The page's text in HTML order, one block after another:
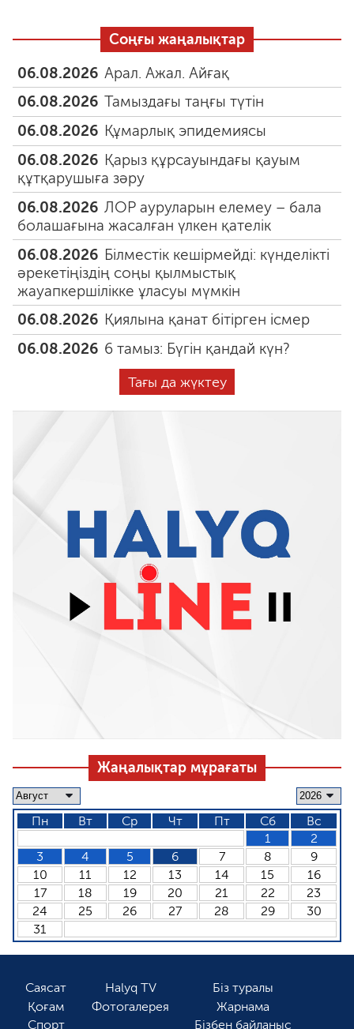
Соңғы жаңалықтар
06.08.2026 Арал. Ажал. Айғақ
06.08.2026 Тамыздағы таңғы түтін
06.08.2026 Құмарлық эпидемиясы
06.08.2026 Қарыз құрсауындағы қауым
құтқарушыға зәру
06.08.2026 ЛОР ауруларын елемеу – бала
болашағына жасалған үлкен қателік
06.08.2026 Білместік кешірмейді: күнделікті
әрекетіңіздің соңы қылмыстық
жауапкершілікке ұласуы мүмкін
06.08.2026 Қиялына қанат бітірген ісмер
06.08.2026 6 тамыз: Бүгін қандай күн?
Тағы да жүктеу
Жаңалықтар мұрағаты
Пн Вт Ср Чт Пт Сб
Вс
1
2
3
4 5 6 7 8
9
10
11 12 13 14 15
16
17
18 19 20 21 22
23
24
25 26 27 28 29
30
31
Саясат
Қоғам
Спорт
Halyq TV
Фотогалерея
Біз туралы
Жарнама
Бізбен байланыс